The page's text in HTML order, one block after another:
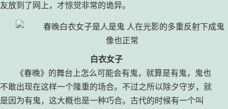
友放到了网上，才惊觉非常的诡异。
白衣女子
《春晚》的舞台上怎么可能会有鬼，就算是有鬼，鬼也
不敢出现在这样一个隆重的场合。不过之所以除夕守岁，就
是因为有鬼，这大概也是一种巧合。古代的时候有一个叫